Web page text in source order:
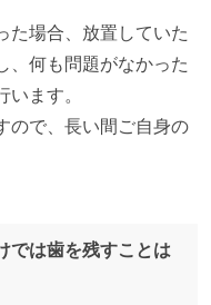
た場合、放置していた
、何も問題がなかった
ます。
ので、長い間ご自身の
は歯を残すことは